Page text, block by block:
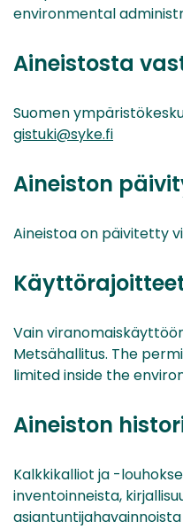
environmental
Aineistosta
Suomen
gistuki@syke.fi
Aineiston
Aineistoa on päivitetty
Vain
Metsähallitus. The
limited inside the
Aineiston
Kalkkikalliot ja -
inventoinneista,